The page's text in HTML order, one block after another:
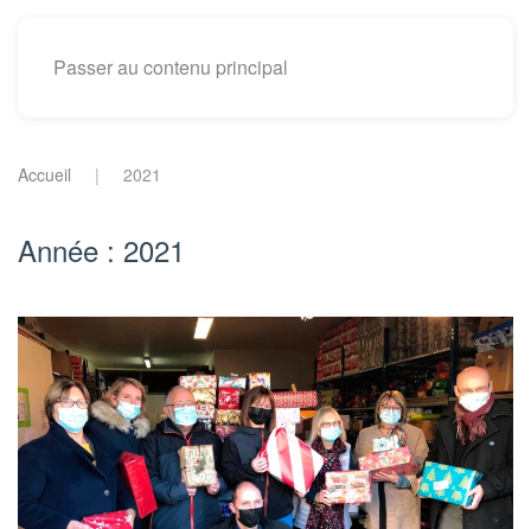
Passer au contenu principal
Accueil 2021
Année : 2021